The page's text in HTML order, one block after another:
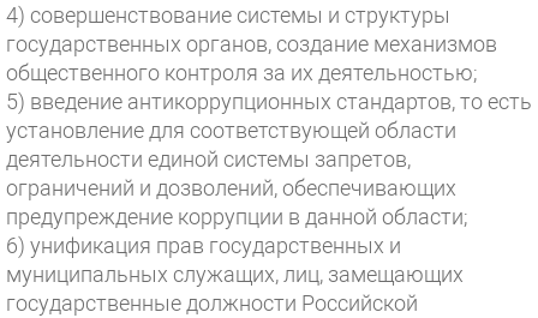
4) совершенствование системы и структуры
государственных органов, создание механизмов
общественного контроля за их деятельностью;
5) введение антикоррупционных стандартов, то есть
установление для соответствующей области
деятельности единой системы запретов,
ограничений и дозволений, обеспечивающих
предупреждение коррупции в данной области;
6) унификация прав государственных и
муниципальных служащих, лиц, замещающих
государственные должности Российской